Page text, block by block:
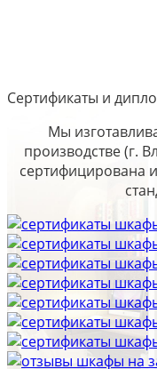
Сертификаты и
Мы
производстве (г.
сертифицирована